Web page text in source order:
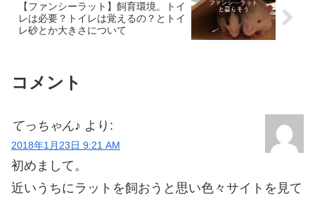
【ファンシーラット】飼育環境。トイ
レは必要？トイレは覚えるの？とトイ
レ砂とか大きさについて
コメント
てっちゃん♪ より:
2018年1月23日 9:21 AM
初めまして。
近いうちにラットを飼おうと思い色々サイトを見て